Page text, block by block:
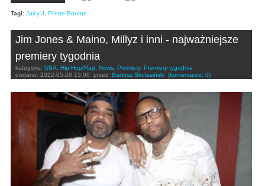
Tagi: Juicy J Pi'erre Bourne
Jim Jones & Maino, Millyz i inni - najważniejsze
premiery tygodnia
kategorie: USA Hip-Hop/Rap News Premiery, Premiery tygodnia
dodano: 2022-05-28 15:00 przez: Bartosz Skolasiński (komentarze: 0)